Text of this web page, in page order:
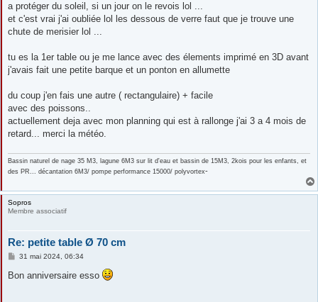
a protéger du soleil, si un jour on le revois lol ...
et c'est vrai j'ai oubliée lol les dessous de verre faut que je trouve une
chute de merisier lol ...
tu es la 1er table ou je me lance avec des élements imprimé en 3D avant
j'avais fait une petite barque et un ponton en allumette
du coup j'en fais une autre ( rectangulaire) + facile
avec des poissons..
actuellement deja avec mon planning qui est à rallonge j'ai 3 a 4 mois de
retard... merci la météo.
Bassin naturel de nage 35 M3, lagune 6M3 sur lit d'eau et bassin de 15M3, 2kois pour les enfants, et
des PR... décantation 6M3/ pompe performance 15000/ polyvortex-
Sopros
Membre associatif
Re: petite table Ø 70 cm
M
s
s
31 mai 2024, 06:34
Bon anniversaire esso